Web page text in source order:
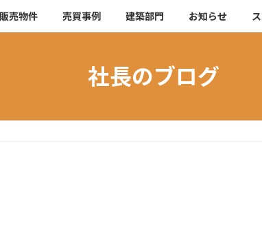
販売物件 売買事例 建築部門 お知らせ
社長のブログ